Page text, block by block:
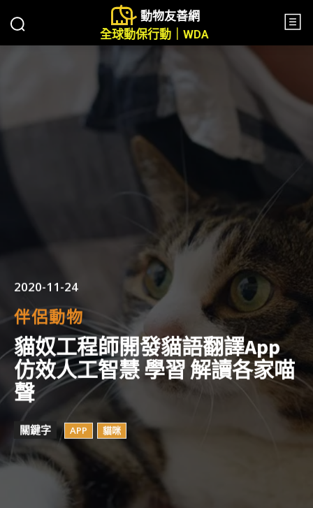
動物友善網
全球動保行動｜WDA
2020-11-24
伴侶動物
貓奴工程師開發貓語翻譯App
仿效人工智慧 學習 解讀各家喵
聲
關鍵字 APP 貓咪